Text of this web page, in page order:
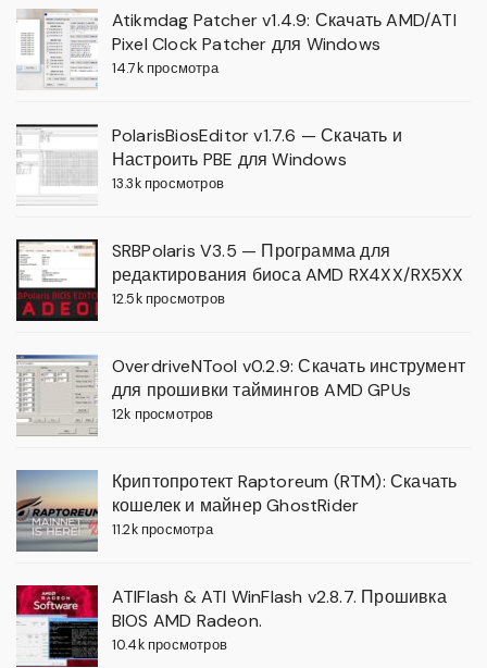
Atikmdag Patcher v1.4.9: Скачать AMD/ATI
Pixel Clock Patcher для Windows
14.7k просмотра
PolarisBiosEditor v1.7.6 — Скачать и
Настроить PBE для Windows
13.3k просмотров
SRBPolaris V3.5 — Программа для
редактирования биоса AMD RX4XX/RX5XX
12.5k просмотров
OverdriveNTool v0.2.9: Скачать инструмент
для прошивки таймингов AMD GPUs
12k просмотров
Криптопротект Raptoreum (RTM): Скачать
кошелек и майнер GhostRider
11.2k просмотра
ATIFlash & ATI WinFlash v2.8.7. Прошивка
BIOS AMD Radeon.
10.4k просмотров